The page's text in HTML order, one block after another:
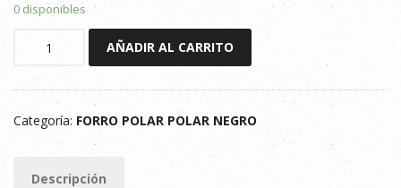
0 disponibles
POLAR
NEGRO
M
cantidad
AÑADIR AL CARRITO
Categoría: FORRO POLAR POLAR NEGRO
Descripción